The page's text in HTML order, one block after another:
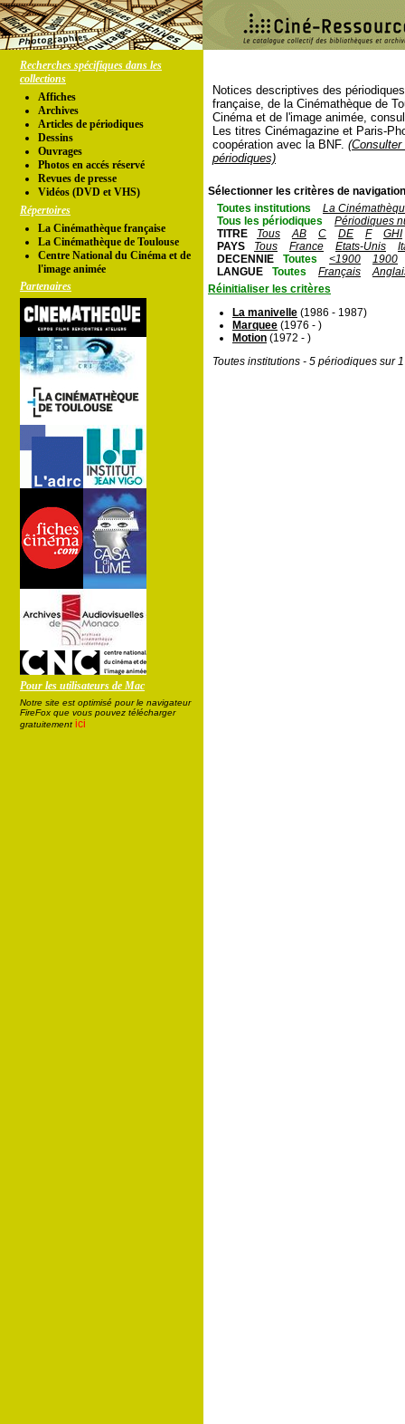
Recherches spécifiques dans les
collections
Affiches
Archives
Articles de périodiques
Dessins
Ouvrages
Photos en accés réservé
Revues de presse
Vidéos (DVD et VHS)
Répertoires
La Cinémathèque française
La Cinémathèque de Toulouse
Centre National du Cinéma et de
l'image animée
Partenaires
Pour les utilisateurs de Mac
Notre site est optimisé pour le navigateur
FireFox que vous pouvez télécharger
gratuitement ici
Notices descriptives des
française, de la Cinémathèque de
Cinéma et de l'image animée,
Les titres Cinémagazine et Paris-
coopération avec la BNF.
périodiques)
Sélectionner les critères de
Toutes institutions
La
Tous les périodiques
Périodiques
TITRE
Tous AB C DE F
GHI
PAYS
Tous France Etats-Unis
DECENNIE
Toutes <1900
1900
LANGUE
Toutes Français
Réinitialiser les critères
La manivelle (1986 - 1987)
Marquee (1976 - )
Motion (1972 - )
Toutes institutions - 5 périodiques sur